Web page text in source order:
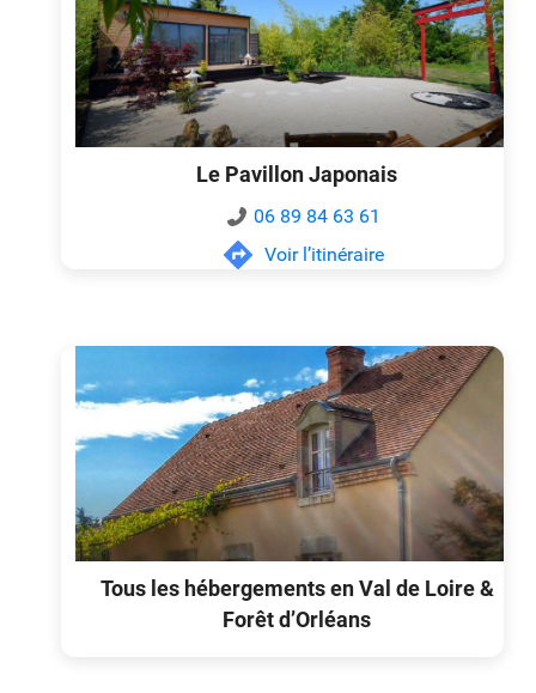
Le Pavillon Japonais
06 89 84 63 61
Voir l’itinéraire
Tous les hébergements en Val de Loire &
Forêt d’Orléans